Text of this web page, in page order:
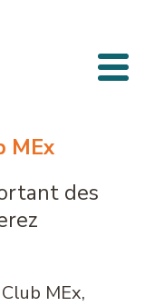
MEx
des
MEx,